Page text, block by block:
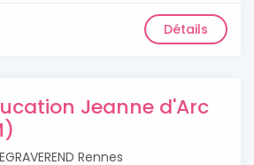
Détails
Jeanne d'Arc
Rennes